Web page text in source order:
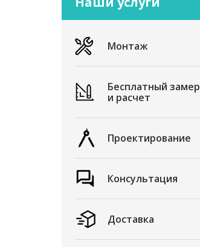
Монтаж
Бесплатный замер
и расчет
Проектирование
Консультация
Доставка